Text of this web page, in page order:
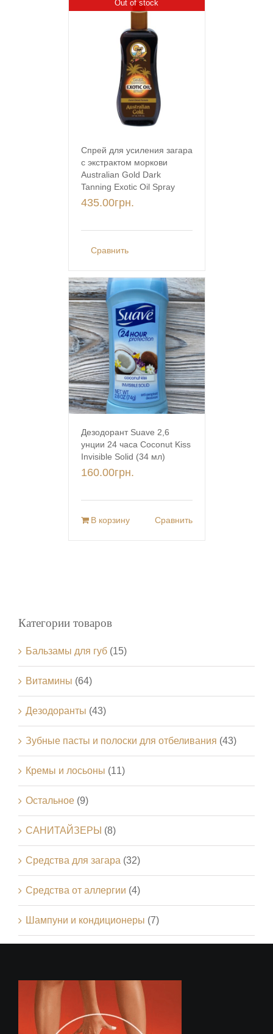
Out of stock
Спрей для усиления загара
с экстрактом моркови
Australian Gold Dark
Tanning Exotic Oil Spray
435.00грн.
Сравнить
Дезодорант Suave 2,6
унции 24 часа Coconut Kiss
Invisible Solid (34 мл)
160.00грн.
В корзину Сравнить
Категории товаров
Бальзамы для губ (15)
Витамины (64)
Дезодоранты (43)
Зубные пасты и полоски для отбеливания (43)
Кремы и лосьоны (11)
Остальное (9)
САНИТАЙЗЕРЫ (8)
Средства для загара (32)
Средства от аллергии (4)
Шампуни и кондиционеры (7)